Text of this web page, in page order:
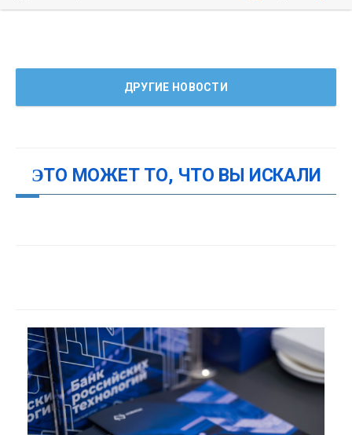
ДРУГИЕ НОВОСТИ
ЭТО МОЖЕТ ТО, ЧТО ВЫ ИСКАЛИ